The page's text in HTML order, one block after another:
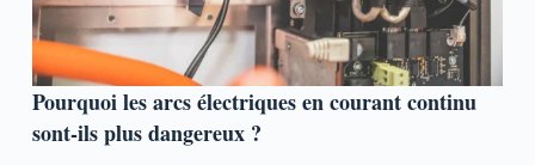
Pourquoi les arcs électriques en courant continu
sont-ils plus dangereux ?